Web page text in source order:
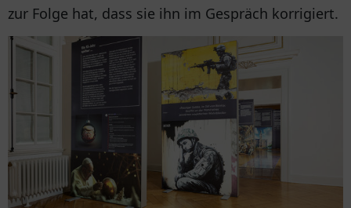
zur Folge hat, dass sie ihn im Gespräch korrigiert.